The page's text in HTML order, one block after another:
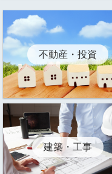
不動産・投資
建築・工事